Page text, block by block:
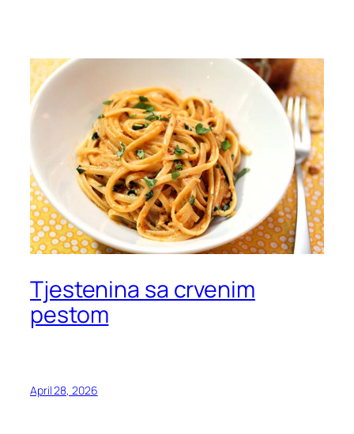
Tjestenina sa crvenim
pestom
April 28, 2026